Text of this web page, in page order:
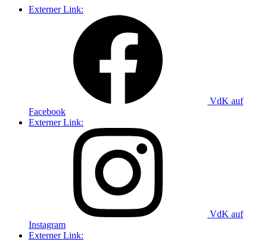
Externer Link:
VdK auf
Facebook
Externer Link:
VdK auf
Instagram
Externer Link: